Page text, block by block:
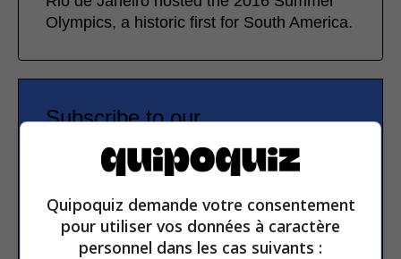
Olympics, a historic first for South America.
Subscribe to our
Email address
Quipoquiz demande votre consentement
pour utiliser vos données à caractère
personnel dans les cas suivants :